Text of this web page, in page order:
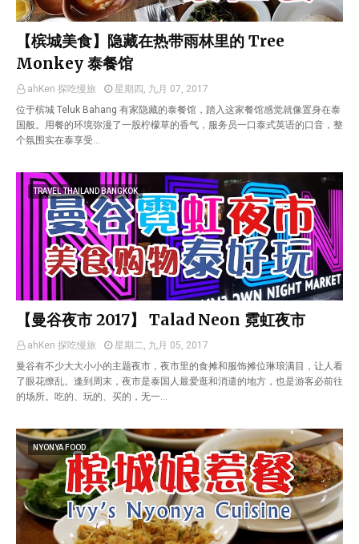
【槟城美食】隐藏在热带雨林里的 Tree
Monkey 泰餐馆
ahKen 探吃慢旅
星期四, 九月 07, 2017
位于槟城 Teluk Bahang 有家隐藏的泰餐馆，踏入这家餐馆感觉就像置身在泰
国般。用餐的环境弥漫了一股柠檬草的香气，服务员一口泰式英语的口音，整
个氛围实在泰享受…
TRAVEL THAILAND BANGKOK
【曼谷夜市 2017】 Talad Neon 霓虹夜市
ahKen 探吃慢旅
星期二, 九月 05, 2017
曼谷有不少大大小小的主题夜市，夜市里的食摊和服饰摊位琳琅满目，让人看
了眼花缭乱。逢到周末，夜市是泰国人最爱逛和消遣的地方，也是游客必前往
的场所。吃的、玩的、买的，无一…
NYONYA FOOD